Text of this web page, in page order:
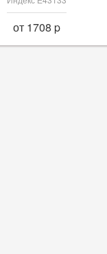
от 1708 p